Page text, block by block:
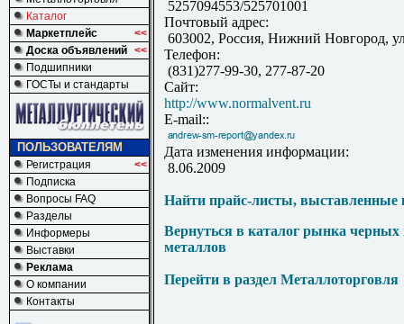
Каталог
Маркетплейс
<<
Доска объявлений <<
Подшипники
ГОСТы и стандарты
ПОЛЬЗОВАТЕЛЯМ
Регистрация
<<
Подписка
Вопросы FAQ
Разделы
Информеры
Выставки
Реклама
О компании
Контакты
5257094553/525701001
Почтовый адрес:
603002, Россия, Нижний Новгород,
Телефон:
(831)277-99-30, 277-87-20
Сайт:
http://www.normalvent.ru
E-mail::
Дата изменения информации:
8.06.2009
Найти прайс-листы, выставленные
Вернуться в каталог рынка
металлов
Перейти в раздел Металлоторговля